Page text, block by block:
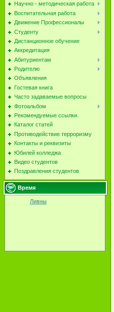
Научно - методическая работа
Воспитательная работа
Движение Профессионалы
Студенту
Дистанционное обучение
Аккредитация
Абитуриентам
Родителю
Объявления
Гостевая книга
Часто задаваемые вопросы
Фотоальбом
Рекомендуемые ссылки.
Каталог статей
Противодействие терроризму
Контакты и реквизиты
Юбилей колледжа
Видео студентов
Поздравления студентов
Время
Ливны